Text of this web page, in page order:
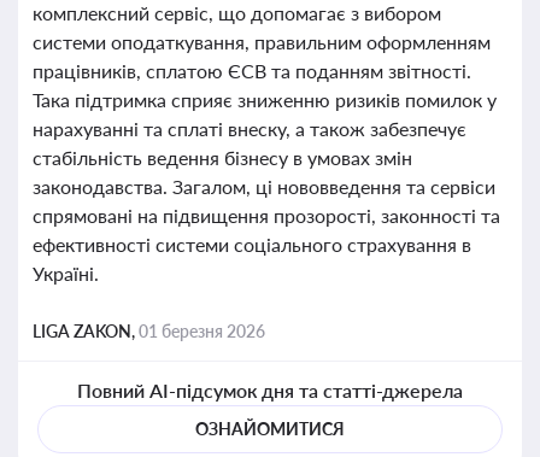
комплексний сервіс, що допомагає з вибором
системи оподаткування, правильним оформленням
працівників, сплатою ЄСВ та поданням звітності.
Така підтримка сприяє зниженню ризиків помилок у
нарахуванні та сплаті внеску, а також забезпечує
стабільність ведення бізнесу в умовах змін
законодавства. Загалом, ці нововведення та сервіси
спрямовані на підвищення прозорості, законності та
ефективності системи соціального страхування в
Україні.
LIGA ZAKON,01 березня 2026
Повний AI-підсумок дня та статті-джерела
ОЗНАЙОМИТИСЯ